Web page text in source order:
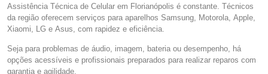
Assistência Técnica de Celular em Florianópolis é constante. Técnicos
da região oferecem serviços para aparelhos Samsung, Motorola, Apple,
Xiaomi, LG e Asus, com rapidez e eficiência.
Seja para problemas de áudio, imagem, bateria ou desempenho, há
opções acessíveis e profissionais preparados para realizar reparos com
garantia e agilidade.